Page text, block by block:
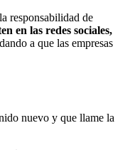
responsabilidad de
en las redes sociales,
a que las empresas
nuevo y que llame la